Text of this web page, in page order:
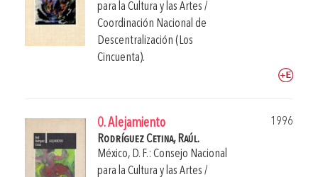
para la Cultura y las Artes /
Coordinación Nacional de
Descentralización (Los
Cincuenta).
0. Alejamiento
1996
Rodríguez Cetina, Raúl.
México, D. F.: Consejo Nacional
para la Cultura y las Artes /